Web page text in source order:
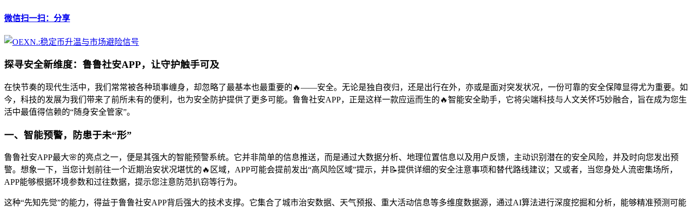
微信扫一扫：分享
探寻安全新维度：鲁鲁社安APP，让守护触手可及
在快节奏的现代生活中，我们常常被各种琐事缠身，却忽略了最基本也最重要的🔥——安全。无论是独自夜归，还是出行在外，亦或是面对突发状况，一份可靠的安全保障显得尤为重要。如
今，科技的发展为我们带来了前所未有的便利，也为安全防护提供了更多可能。鲁鲁社安APP，正是这样一款应运而生的🔥智能安全助手，它将尖端科技与人文关怀巧妙融合，旨在成为您生
活中最值得信赖的“随身安全管家”。
一、智能预警，防患于未“形”
鲁鲁社安APP最大🌸的亮点之一，便是其强大的智能预警系统。它并非简单的信息推送，而是通过大数据分析、地理位置信息以及用户反馈，主动识别潜在的安全风险，并及时向您发出预
警。想象一下，当您计划前往一个近期治安状况堪忧的🔥区域，APP可能会提前发出“高风险区域”提示，并📝提供详细的安全注意事项和替代路线建议；又或者，当您身处人流密集场所，
APP能够根据环境参数和过往数据，提示您注意防范扒窃等行为。
这种“先知先觉”的能力，得益于鲁鲁社安APP背后强大的技术支撑。它集合了城市治安数据、天气预报、重大活动信息等多维度数据源，通过AI算法进行深度挖掘和分析，能够精准预测可能